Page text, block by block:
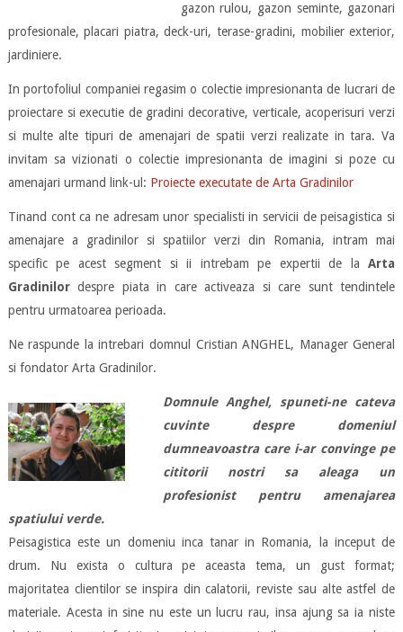
gazon rulou, gazon seminte, gazonari
profesionale, placari piatra, deck-uri, terase-gradini, mobilier exterior,
jardiniere.
In portofoliul companiei regasim o colectie impresionanta de lucrari de
proiectare si executie de gradini decorative, verticale, acoperisuri verzi
si multe alte tipuri de amenajari de spatii verzi realizate in tara. Va
invitam sa vizionati o colectie impresionanta de imagini si poze cu
amenajari urmand link-ul: Proiecte executate de Arta Gradinilor
Tinand cont ca ne adresam unor specialisti in servicii de peisagistica si
amenajare a gradinilor si spatiilor verzi din Romania, intram mai
specific pe acest segment si ii intrebam pe expertii de laArta
Gradinilordespre piata in care activeaza si care sunt tendintele
pentru urmatoarea perioada.
Ne raspunde la intrebari domnul Cristian ANGHEL, Manager General
si fondator Arta Gradinilor.
Domnule Anghel, spuneti-ne cateva
cuvinte despre domeniul
dumneavoastra care i-ar convinge pe
cititorii nostri sa aleaga un
profesionist pentru amenajarea
spatiului verde.
Peisagistica este un domeniu inca tanar in Romania, la inceput de
drum. Nu exista o cultura pe aceasta tema, un gust format;
majoritatea clientilor se inspira din calatorii, reviste sau alte astfel de
materiale. Acesta in sine nu este un lucru rau, insa ajung sa ia niste